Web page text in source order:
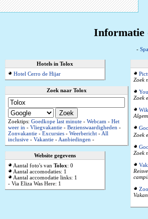
Informatie
-
Hotels in Tolox
Hotel Cerro de Hijar
Zoek naar Tolox
Zoektips: Goedkope last minute - Webcam - Het
weer in - Vliegvakantie - Bezienswaardigheden -
Zonvakantie - Excursies - Weerbericht -All
inclusive - Vakantie -Aanbiedingen -
Website gegevens
Aantal foto's van Tolox: 0
Aantal accomodaties: 1
Aantal accomodatie links: 1
- Via Eliza Was Here: 1
Zoek
Zoek
Zoek
Zoek